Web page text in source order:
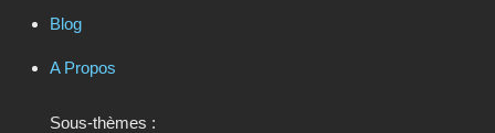
Blog
A Propos
Sous-thèmes :